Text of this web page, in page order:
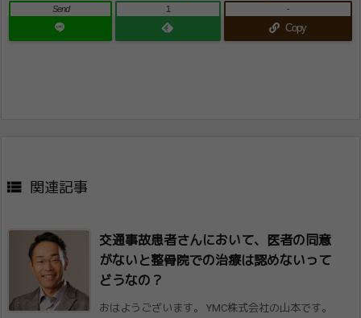
Send 1
Copy
-
 関連記事
交通事故患者さんにおいて、医者の同意
がな​いと整骨院での治療は認めないって
どうなの​？
おはようございます。 YMC株式会社の山本です。